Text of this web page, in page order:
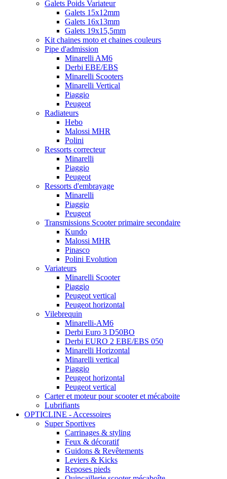
Galets Poids Variateur
Galets 15x12mm
Galets 16x13mm
Galets 19x15,5mm
Kit chaines moto et chaines couleurs
Pipe d'admission
Minarelli AM6
Derbi EBE/EBS
Minarelli Scooters
Minarelli Vertical
Piaggio
Peugeot
Radiateurs
Hebo
Malossi MHR
Polini
Ressorts correcteur
Minarelli
Piaggio
Peugeot
Ressorts d'embrayage
Minarelli
Piaggio
Peugeot
Transmissions Scooter primaire secondaire
Kundo
Malossi MHR
Pinasco
Polini Evolution
Variateurs
Minarelli Scooter
Piaggio
Peugeot vertical
Peugeot horizontal
Vilebrequin
Minarelli-AM6
Derbi Euro 3 D50BO
Derbi EURO 2 EBE/EBS 050
Minarelli Horizontal
Minarelli vertical
Piaggio
Peugeot horizontal
Peugeot vertical
Carter et moteur pour scooter et mécaboite
Lubrifiants
OPTICLINE - Accessoires
Super Sportives
Carrinages & styling
Feux & décoratif
Guidons & Revêtements
Leviers & Kicks
Reposes pieds